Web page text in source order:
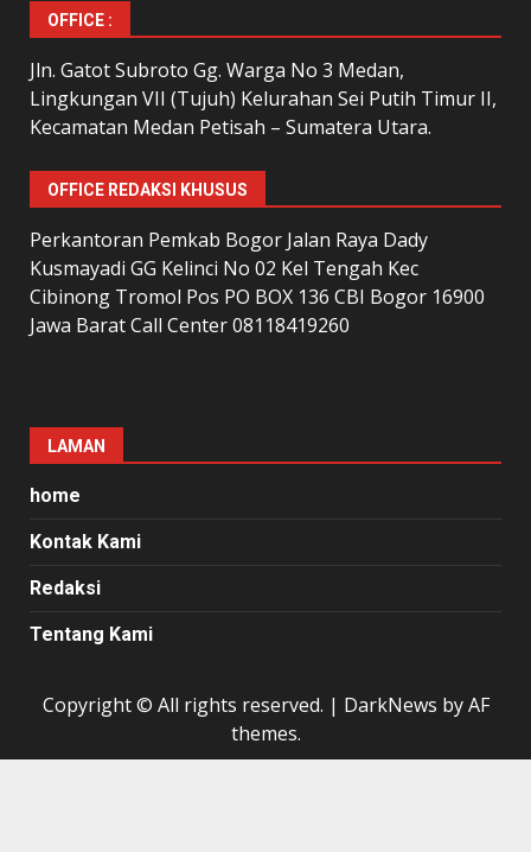
OFFICE :
Jln. Gatot Subroto Gg. Warga No 3 Medan,
Lingkungan VII (Tujuh) Kelurahan Sei Putih Timur II,
Kecamatan Medan Petisah – Sumatera Utara.
OFFICE REDAKSI KHUSUS
Perkantoran Pemkab Bogor Jalan Raya Dady
Kusmayadi GG Kelinci No 02 Kel Tengah Kec
Cibinong Tromol Pos PO BOX 136 CBI Bogor 16900
Jawa Barat Call Center 08118419260
LAMAN
home
Kontak Kami
Redaksi
Tentang Kami
Copyright © All rights reserved. | DarkNews by AF
themes.